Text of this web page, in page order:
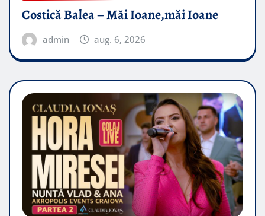
Costică Balea – Măi Ioane,măi Ioane
admin aug. 6, 2026